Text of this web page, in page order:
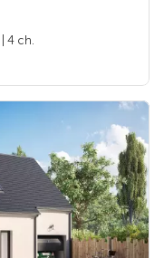
| 4 ch.